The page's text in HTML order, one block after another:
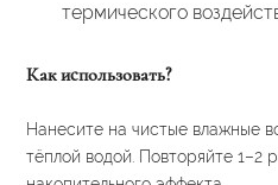
термического
Как использовать?
Нанесите на чистые влажные
тёплой водой. Повторяйте 1–2